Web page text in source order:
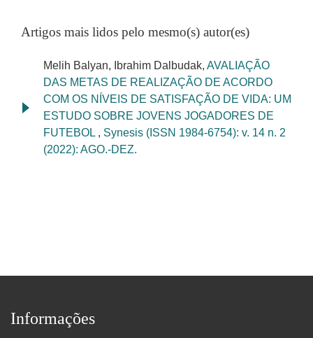
Artigos mais lidos pelo mesmo(s) autor(es)
Melih Balyan, Ibrahim Dalbudak, AVALIAÇÃO
DAS METAS DE REALIZAÇÃO DE ACORDO
COM OS NÍVEIS DE SATISFAÇÃO DE VIDA: UM
ESTUDO SOBRE JOVENS JOGADORES DE
FUTEBOL , Synesis (ISSN 1984-6754): v. 14 n. 2
(2022): AGO.-DEZ.
Informações